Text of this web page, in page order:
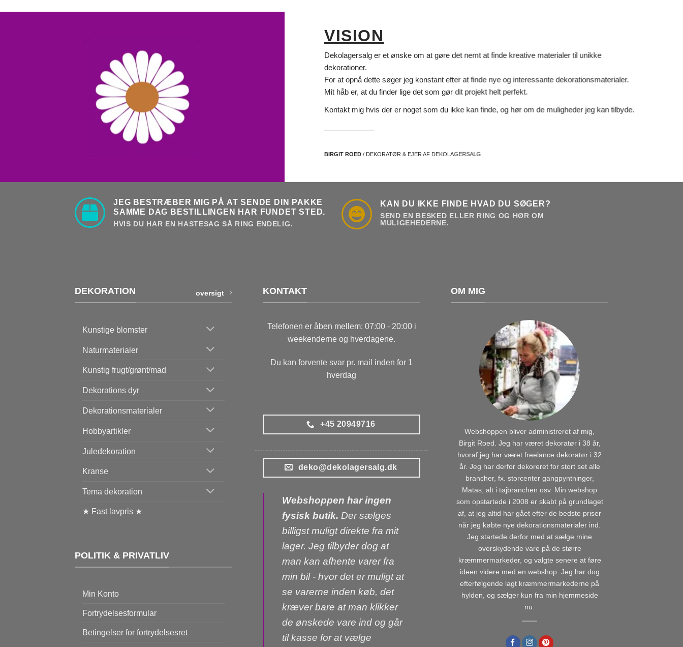
VISION
Dekolagersalg er et ønske om at gøre det nemt at finde kreative materialer til unikke
dekorationer.
For at opnå dette søger jeg konstant efter at finde nye og interessante dekorationsmaterialer.
Mit håb er, at du finder lige det som gør dit projekt helt perfekt.
Kontakt mig hvis der er noget som du ikke kan finde, og hør om de muligheder jeg kan tilbyde.
BIRGIT ROED / DEKORATØR & EJER AF DEKOLAGERSALG
JEG BESTRÆBER MIG PÅ AT SENDE DIN PAKKE
SAMME DAG BESTILLINGEN HAR FUNDET STED.
HVIS DU HAR EN HASTESAG SÅ RING ENDELIG.
KAN DU IKKE FINDE HVAD DU SØGER?
SEND EN BESKED ELLER RING OG HØR OM
MULIGEHEDERNE.
DEKORATION oversigt
Kunstige blomster
Naturmaterialer
Kunstig frugt/grønt/mad
Dekorations dyr
Dekorationsmaterialer
Hobbyartikler
Juledekoration
Kranse
Tema dekoration
★ Fast lavpris ★
POLITIK & PRIVATLIV
Min Konto
Fortrydelsesformular
Betingelser for fortrydelsesret
KONTAKT
Telefonen er åben mellem: 07:00 - 20:00 i
weekenderne og hverdagene.
Du kan forvente svar pr. mail inden for 1
hverdag
+45 20949716
deko@dekolagersalg.dk
Webshoppen har ingen
fysisk butik. Der sælges
billigst muligt direkte fra mit
lager. Jeg tilbyder dog at
man kan afhente varer fra
min bil - hvor det er muligt at
se varerne inden køb, det
kræver bare at man klikker
de ønskede vare ind og går
til kasse for at vælge
OM MIG
Webshoppen bliver administreret af mig,
Birgit Roed. Jeg har været dekoratør i 38 år,
hvoraf jeg har været freelance dekoratør i 32
år. Jeg har derfor dekoreret for stort set alle
brancher, fx. storcenter gangpyntninger,
Matas, alt i tøjbranchen osv. Min webshop
som opstartede i 2008 er skabt på grundlaget
af, at jeg altid har gået efter de bedste priser
når jeg købte nye dekorationsmaterialer ind.
Jeg startede derfor med at sælge mine
overskydende vare på de større
kræmmermarkeder, og valgte senere at føre
ideen videre med en webshop. Jeg har dog
efterfølgende lagt kræmmermarkederne på
hylden, og sælger kun fra min hjemmeside
nu.